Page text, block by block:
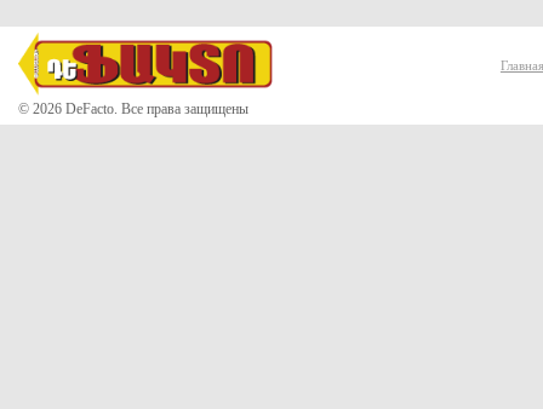
© 2026 DeFacto. Все права защищены
Главная